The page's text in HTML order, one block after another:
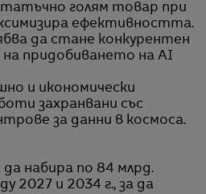
голям товар при
ефективността.
да стане конкурентен
придобиването на AI
и икономически
захранвани със
за данни в космоса.
набира по 84 млрд.
2027 и 2034 г., за да